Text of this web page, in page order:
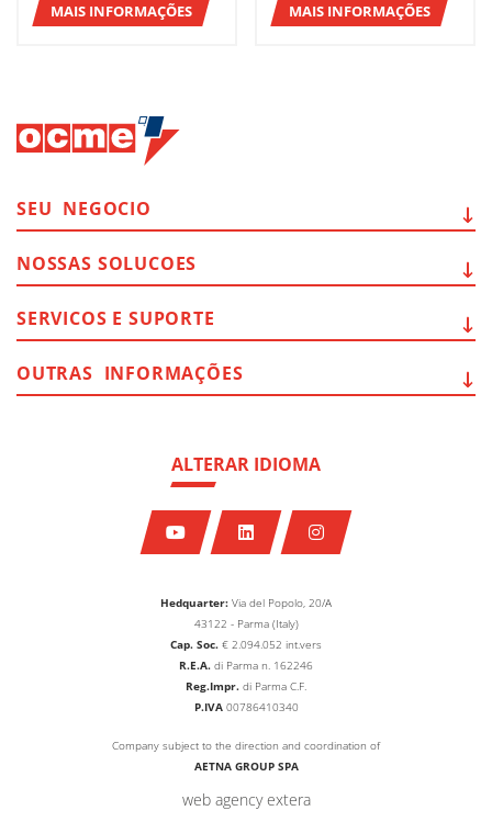
MAIS INFORMAÇÕES MAIS INFORMAÇÕES
Hedquarter: Via del Popolo, 20/A
43122 - Parma (Italy)
Cap. Soc. € 2.094.052 int.vers
R.E.A. di Parma n. 162246
Reg.Impr. di Parma C.F.
P.IVA00786410340
Company subject to the direction and coordination of
AETNA GROUP SPA
web agency extera
ALTERAR IDIOMA
SEU NEGOCIO
NOSSAS SOLUCOES
SERVICOS E SUPORTE
OUTRAS INFORMAÇÕES